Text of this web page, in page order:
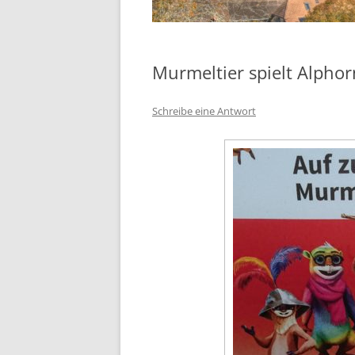
Murmeltier spielt
Schreibe eine Antwort